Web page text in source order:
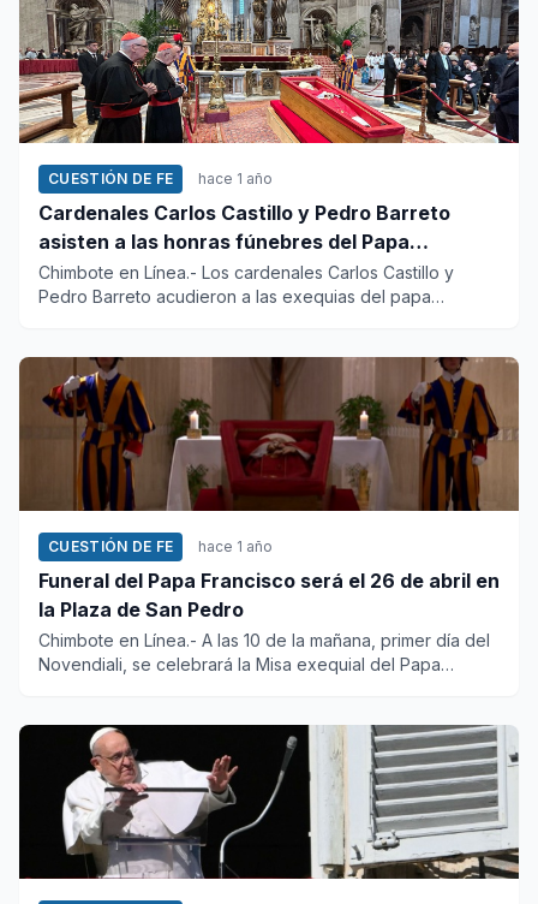
CUESTIÓN DE FE hace 1 año
Cardenales Carlos Castillo y Pedro Barreto
asisten a las honras fúnebres del Papa
Francisco
Chimbote en Línea.- Los cardenales Carlos Castillo y
Pedro Barreto acudieron a las exequias del papa
CUESTIÓN DE FE hace 1 año
Funeral del Papa Francisco será el 26 de abril en
la Plaza de San Pedro
Chimbote en Línea.- A las 10 de la mañana, primer día del
Novendiali, se celebrará la Misa exequial del Papa